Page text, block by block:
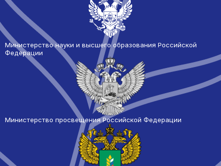
Министерство науки и высшего образования Российской
Федерации
Министерство просвещения Российской Федерации